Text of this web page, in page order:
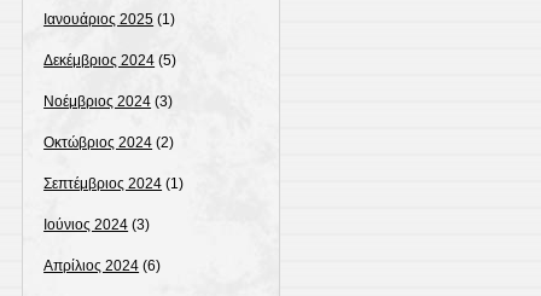
Ιανουάριος 2025 (1)
Δεκέμβριος 2024 (5)
Νοέμβριος 2024 (3)
Οκτώβριος 2024 (2)
Σεπτέμβριος 2024 (1)
Ιούνιος 2024 (3)
Απρίλιος 2024 (6)